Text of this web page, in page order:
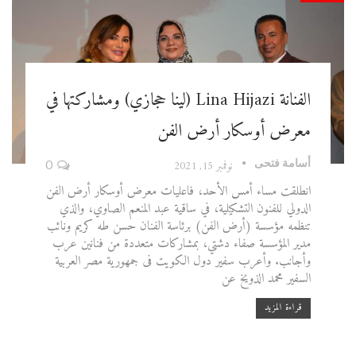
الفنانة Lina Hijazi (لينا حجازي) ومشاركتها في
معرض أوسكار أرض الفن
أسامة فتحى نوفمبر 15, 2021 0
انطلقت مساء أمس الأحد، فاعليات معرض أوسكار أرض الفن
الدولي للفنون التشكيلية، في ساقية عبد المنعم الصاوي، والذي
تنظمه مؤسسة (أرض الفن) برئاسة الفنان حسن طه كريم ونائب
مدير المؤسسة صفاء دشتي، بمشاركات متعددة من فنانين عرب
وأجانب. وأعرب سفير دول الكويت فى جمهورية مصر العربية
السفير محمد الذويخ عن
قراءة المزيد